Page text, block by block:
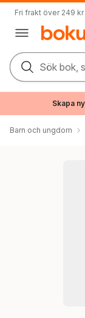
Fri frakt över 249 kr
Sök bok,
Skapa
Barn och ungdom